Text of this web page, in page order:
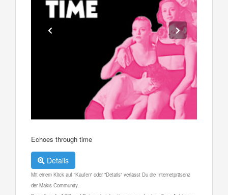
Echoes through time
Details
Mit einem Klick auf "Kaufen" oder "Details" verlässt Du die Internetpräsenz
der Makis Community.